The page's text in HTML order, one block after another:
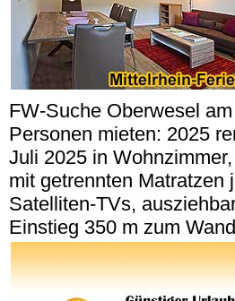
FW-Suche Oberwesel
Personen mieten: 2025
Juli 2025 in
mit getrennten Matratzen
Satelliten-TVs,
Einstieg 350 m zum